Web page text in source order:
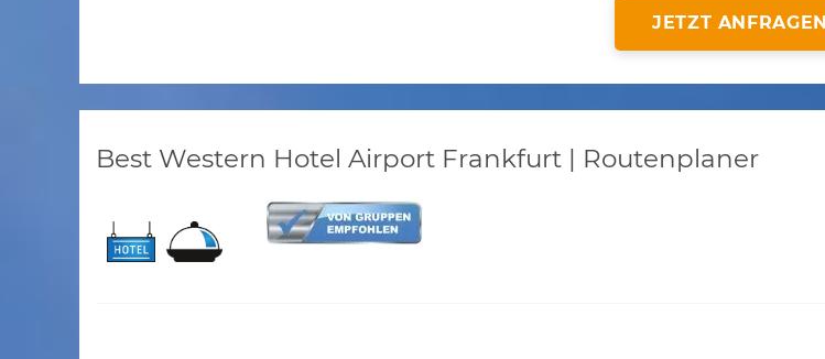
JETZT ANFRAGEN
Best Western Hotel Airport Frankfurt | Routenplaner